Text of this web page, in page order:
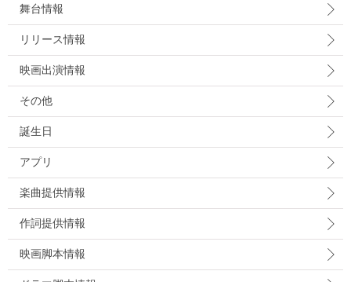
舞台情報
リリース情報
映画出演情報
その他
誕生日
アプリ
楽曲提供情報
作詞提供情報
映画脚本情報